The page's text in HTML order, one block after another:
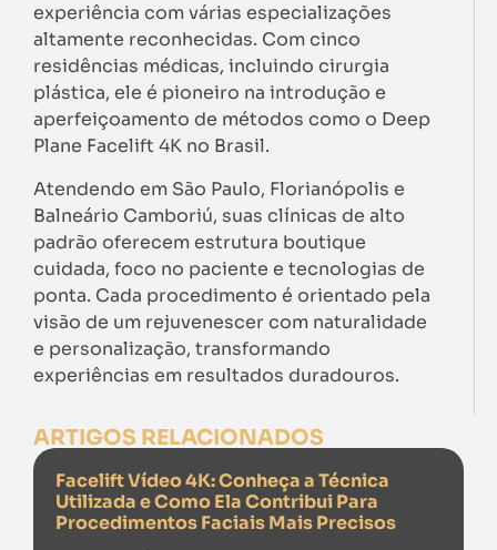
experiência com várias especializações
altamente reconhecidas. Com cinco
residências médicas, incluindo cirurgia
plástica, ele é pioneiro na introdução e
aperfeiçoamento de métodos como o Deep
Plane Facelift 4K no Brasil.
Atendendo em São Paulo, Florianópolis e
Balneário Camboriú, suas clínicas de alto
padrão oferecem estrutura boutique
cuidada, foco no paciente e tecnologias de
ponta. Cada procedimento é orientado pela
visão de um rejuvenescer com naturalidade
e personalização, transformando
experiências em resultados duradouros.
ARTIGOS RELACIONADOS
Facelift Vídeo 4K: Conheça a Técnica
Utilizada e Como Ela Contribui Para
Procedimentos Faciais Mais Precisos